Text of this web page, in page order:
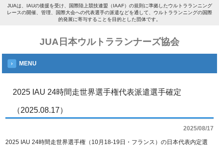
JUAは、IAUの後援を受け、国際陸上競技連盟（IAAF）の規則に準拠したウルトラランニング
レースの開催、管理、国際大会への代表選手の派遣などを通して、ウルトラランニングの国際
的発展に寄与することを目的とした団体です。
JUA日本ウルトラランナーズ協会
MENU
2025 IAU 24時間走世界選手権代表派遣選手確定
（2025.08.17）
2025/08/17
2025 IAU 24時間走世界選手権（10月18-19日・フランス）の日本代表内定選